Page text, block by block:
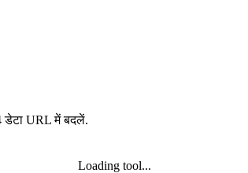
डेटा URL में बदलें.
Loading tool...